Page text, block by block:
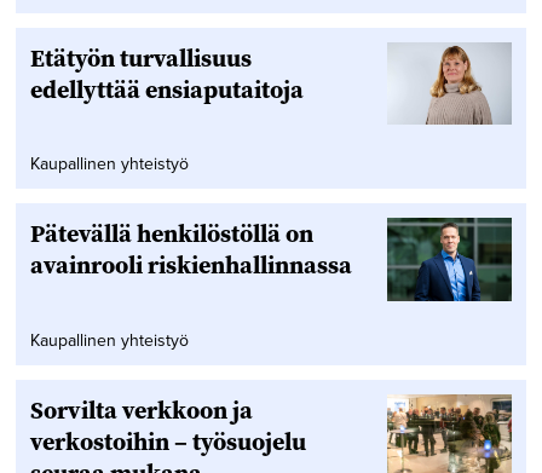
Etätyön turvallisuus
edellyttää ensiaputaitoja
Kaupallinen yhteistyö
Pätevällä henkilöstöllä on
avainrooli riskienhallinnassa
Kaupallinen yhteistyö
Sorvilta verkkoon ja
verkostoihin – työsuojelu